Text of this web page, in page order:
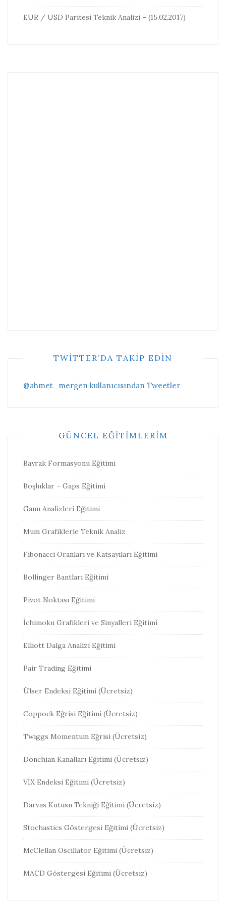
EUR / USD Paritesi Teknik Analizi – (15.02.2017)
TWITTER’DA TAKIP EDIN
@ahmet_mergen kullanıcısından Tweetler
GÜNCEL EĞITIMLERIM
Bayrak Formasyonu Eğitimi
Boşluklar – Gaps Eğitimi
Gann Analizleri Eğitimi
Mum Grafiklerle Teknik Analiz
Fibonacci Oranları ve Katsayıları Eğitimi
Bollinger Bantları Eğitimi
Pivot Noktası Eğitimi
İchimoku Grafikleri ve Sinyalleri Eğitimi
Elliott Dalga Analizi Eğitimi
Pair Trading Eğitimi
Ülser Endeksi Eğitimi (Ücretsiz)
Coppock Eğrisi Eğitimi (Ücretsiz)
Twiggs Momentum Eğrisi (Ücretsiz)
Donchian Kanalları Eğitimi (Ücretsiz)
VİX Endeksi Eğitimi (Ücretsiz)
Darvas Kutusu Tekniği Eğitimi (Ücretsiz)
Stochastics Göstergesi Eğitimi (Ücretsiz)
McClellan Oscillator Eğitimi (Ücretsiz)
MACD Göstergesi Eğitimi (Ücretsiz)